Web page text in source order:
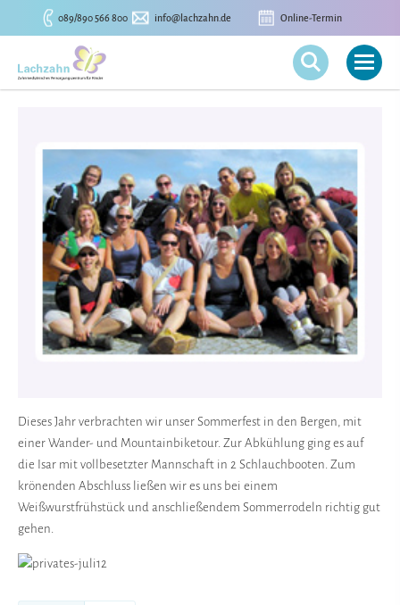
089/890 566 800 info@lachzahn.de Online-Termin
Dieses Jahr verbrachten wir unser Sommerfest in den Bergen, mit
einer Wander- und Mountainbiketour. Zur Abkühlung ging es auf
die Isar mit vollbesetzter Mannschaft in 2 Schlauchbooten. Zum
krönenden Abschluss ließen wir es uns bei einem
Weißwurstfrühstück und anschließendem Sommerrodeln richtig gut
gehen.